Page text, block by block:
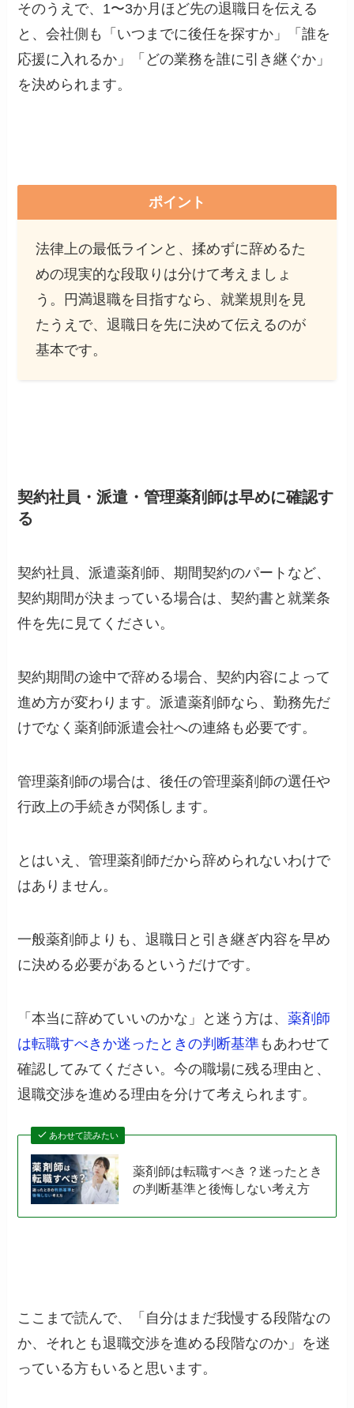
そのうえで、1〜3か月ほど先の退職日を伝える
と、会社側も「いつまでに後任を探すか」「誰を
応援に入れるか」「どの業務を誰に引き継ぐか」
を決められます。
ポイント
法律上の最低ラインと、揉めずに辞めるた
めの現実的な段取りは分けて考えましょ
う。円満退職を目指すなら、就業規則を見
たうえで、退職日を先に決めて伝えるのが
基本です。
契約社員・派遣・管理薬剤師は早めに確認す
る
契約社員、派遣薬剤師、期間契約のパートなど、
契約期間が決まっている場合は、契約書と就業条
件を先に見てください。
契約期間の途中で辞める場合、契約内容によって
進め方が変わります。派遣薬剤師なら、勤務先だ
けでなく薬剤師派遣会社への連絡も必要です。
管理薬剤師の場合は、後任の管理薬剤師の選任や
行政上の手続きが関係します。
とはいえ、管理薬剤師だから辞められないわけで
はありません。
一般薬剤師よりも、退職日と引き継ぎ内容を早め
に決める必要があるというだけです。
「本当に辞めていいのかな」と迷う方は、薬剤師
は転職すべきか迷ったときの判断基準もあわせて
確認してみてください。今の職場に残る理由と、
退職交渉を進める理由を分けて考えられます。
あわせて読みたい
薬剤師は転職すべき？迷ったとき
の判断基準と後悔しない考え方
ここまで読んで、「自分はまだ我慢する段階なの
か、それとも退職交渉を進める段階なのか」を迷
っている方もいると思います。